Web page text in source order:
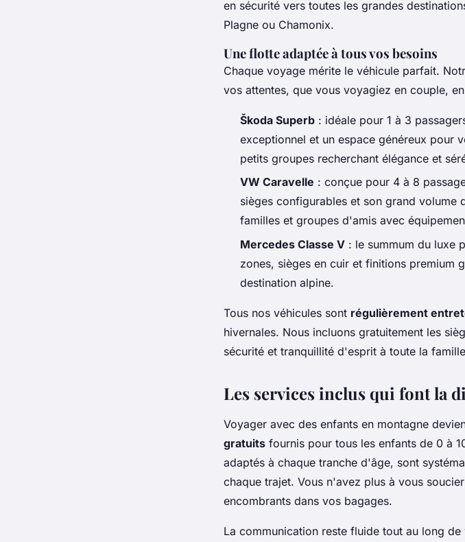
en sécurité vers toutes les grandes
Plagne ou Chamonix.
Une flotte adaptée à tous vos besoins
Chaque voyage mérite le véhicule parfait.
vos attentes, que vous voyagiez en couple,
Škoda Superb : idéale pour 1 à 3
exceptionnel et un espace généreux pour
petits groupes recherchant élégance et
VW Caravelle : conçue pour 4 à 8
sièges configurables et son grand
familles et groupes d'amis avec
Mercedes Classe V : le summum du luxe
zones, sièges en cuir et finitions premium
destination alpine.
Tous nos véhicules sont régulièrement
hivernales. Nous incluons gratuitement les
sécurité et tranquillité d'esprit à toute la
Les services inclus qui font la
Voyager avec des enfants en montagne
gratuits fournis pour tous les enfants de 0 à
adaptés à chaque tranche d'âge, sont
chaque trajet. Vous n'avez plus à vous
encombrants dans vos bagages.
La communication reste fluide tout au long